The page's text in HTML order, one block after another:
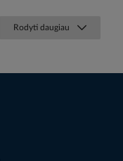
Rodyti daugiau